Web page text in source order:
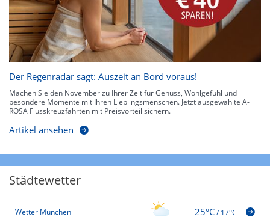
Der Regenradar sagt: Auszeit an Bord voraus!
Machen Sie den November zu Ihrer Zeit für Genuss, Wohlgefühl und
besondere Momente mit Ihren Lieblingsmenschen. Jetzt ausgewählte A-
ROSA Flusskreuzfahrten mit Preisvorteil sichern.
Artikel ansehen
Städtewetter
Wetter München 25°C/17°C